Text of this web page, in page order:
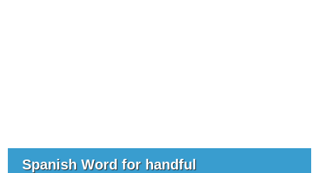
Spanish Word for handful